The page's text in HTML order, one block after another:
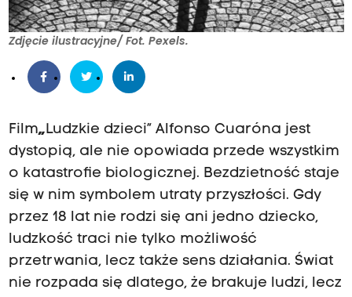
Zdjęcie ilustracyjne/ Fot. Pexels.
Film„Ludzkie dzieci” Alfonso Cuaróna jest
dystopią, ale nie opowiada przede wszystkim
o katastrofie biologicznej. Bezdzietność staje
się w nim symbolem utraty przyszłości. Gdy
przez 18 lat nie rodzi się ani jedno dziecko,
ludzkość traci nie tylko możliwość
przetrwania, lecz także sens działania. Świat
nie rozpada się dlatego, że brakuje ludzi, lecz